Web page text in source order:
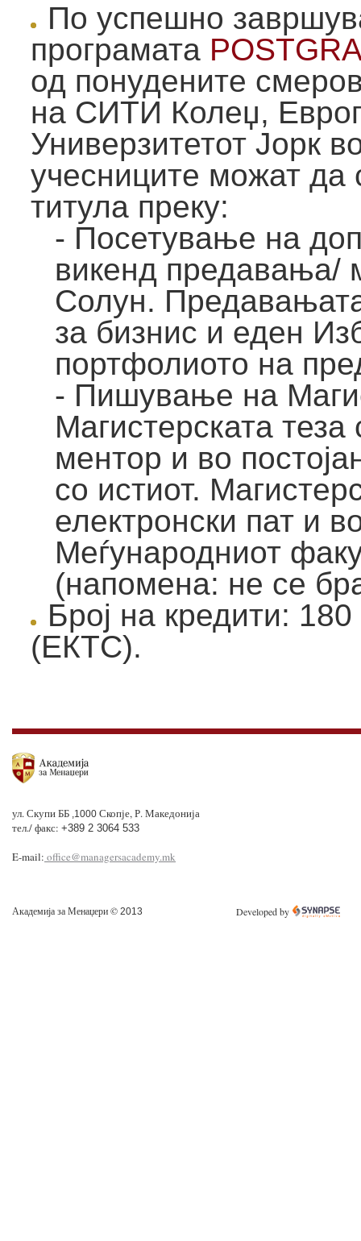
По успешно
програмата
од понудените
на СИТИ Колеџ,
Универзитетот Јорк
учесниците можат да
титула преку:
- Посетување на
викенд
Солун.
за бизнис и еден
портфолиото на
- Пишување на
Магистерската
ментор и во
со истиот.
електронски пат и
Меѓународниот
(напомена: не се
Број на кредити:
(ЕКТС).
ул. Скупи ББ ,1000 Скопје, Р. Македонија
тел./ факс: +389 2 3064 533
E-mail: office@managersacademy.mk
Академија за Менаџери © 2013 Developed by